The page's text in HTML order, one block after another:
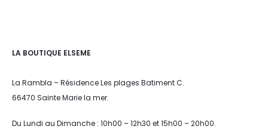
LA BOUTIQUE ELSEME
La Rambla – Résidence Les plages Batiment C.
66470 Sainte Marie la mer.
Du Lundi au Dimanche : 10h00 – 12h30 et 15h00 – 20h00.